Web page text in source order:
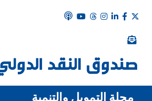
مجلة التمويل والتنمية